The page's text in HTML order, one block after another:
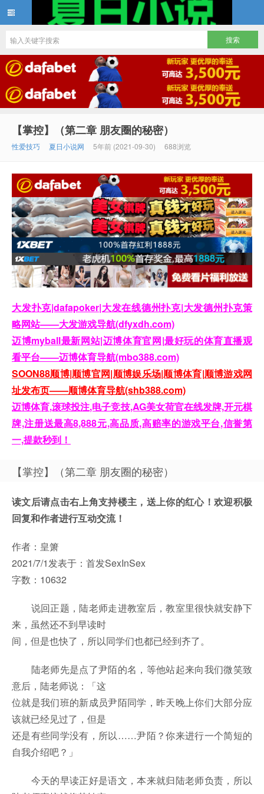
夏日小说
【掌控】（第二章 朋友圈的秘密）
性爱技巧 夏日小说网 5年前 (2021-09-30) 688浏览
大发扑克|dafapoker|大发在线德州扑克|大发德州扑克策
略网站——大发游戏导航(dfyxdh.com)
迈博myball最新网站|迈博体育官网|最好玩的体育直播观
看平台——迈博体育导航(mbo388.com)
SOON88顺博|顺博官网|顺博娱乐场|顺博体育|顺博游戏网
址发布页——顺博体育导航(shb388.com)
迈博体育,滚球投注,电子竞技,AG美女荷官在线发牌,开元棋
牌,注册送最高8,888元,高品质,高赔率的游戏平台,信誉第
一,提款秒到！
【掌控】（第二章 朋友圈的秘密）
读文后请点击右上角支持楼主，送上你的红心！欢迎积极
回复和作者进行互动交流！
作者：皇箫
2021/7/1发表于：首发SexInSex
字数：10632
说回正题，陆老师走进教室后，教室里很快就安静下
来，虽然还不到早读时
间，但是也快了，所以同学们也都已经到齐了。
陆老师先是点了尹陌的名，等他站起来向我们微笑致
意后，陆老师说：「这
位就是我们班的新成员尹陌同学，昨天晚上你们大部分应
该就已经见过了，但是
还是有些同学没有，所以……尹陌？你来进行一个简短的
自我介绍吧？」
今天的早读正好是语文，本来就归陆老师负责，所以